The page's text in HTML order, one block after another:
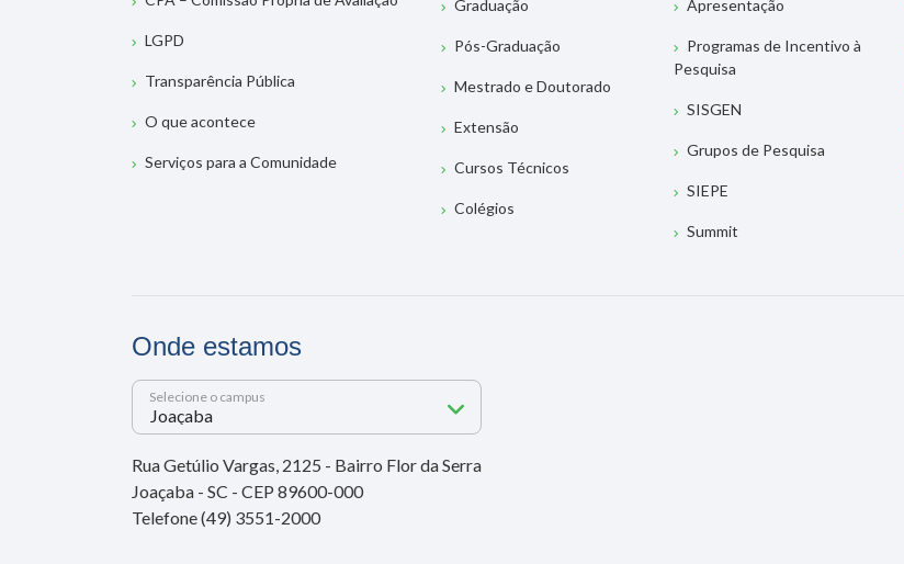
LGPD
Transparência Pública
O que acontece
Serviços para a Comunidade
Graduação
Pós-Graduação
Mestrado e Doutorado
Extensão
Cursos Técnicos
Colégios
Apresentação
Programas de Incentivo à
Pesquisa
SISGEN
Grupos de Pesquisa
SIEPE
Summit
Onde estamos
Selecione o campus
Rua Getúlio Vargas, 2125 - Bairro Flor da Serra
Joaçaba - SC - CEP 89600-000
Telefone (49) 3551-2000